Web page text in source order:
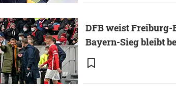
DFB weist
Bayern-Sieg bleibt